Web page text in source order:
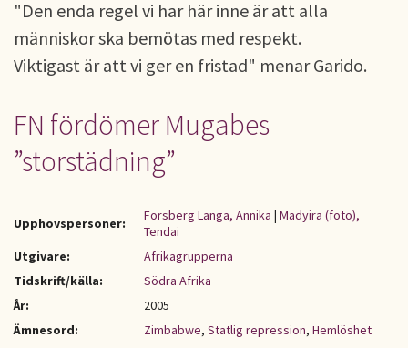
"Den enda regel vi har här inne är att alla
människor ska bemötas med respekt.
Viktigast är att vi ger en fristad" menar Garido.
FN fördömer Mugabes
”storstädning”
Upphovspersoner: Forsberg Langa, Annika | Madyira (foto),
Tendai
Utgivare:
Afrikagrupperna
Tidskrift/källa:
Södra Afrika
År:
2005
Ämnesord:
Zimbabwe, Statlig repression, Hemlöshet